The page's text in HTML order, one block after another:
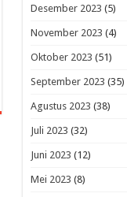
Desember 2023 (5)
November 2023 (4)
Oktober 2023 (51)
September 2023 (35)
Agustus 2023 (38)
Juli 2023 (32)
Juni 2023 (12)
Mei 2023 (8)